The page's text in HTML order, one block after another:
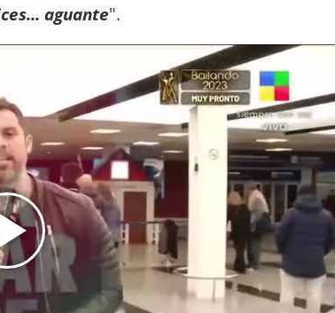
aguante".